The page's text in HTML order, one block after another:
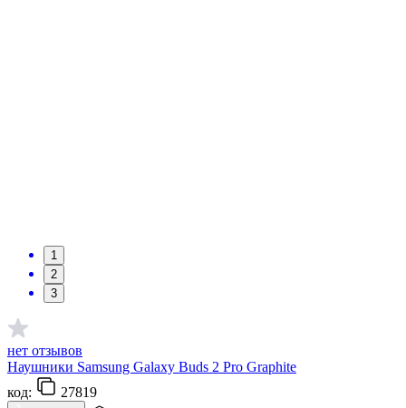
1
2
3
нет отзывов
Наушники Samsung Galaxy Buds 2 Pro Graphite
код:
27819